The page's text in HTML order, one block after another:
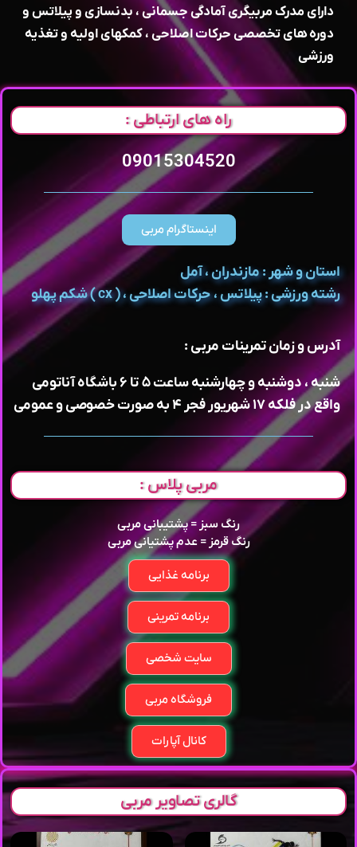
دارای مدرک مربیگری آمادگی جسمانی ، بدنسازی و پیلاتس و
دوره های تخصصی حرکات اصلاحی ، کمکهای اولیه و تغذیه
ورزشی
راه های ارتباطی :
09015304520
اینستاگرام مربی
استان و شهر : مازندران ، آمل
رشته ورزشی : پیلاتس ، حرکات اصلاحی ، ( cx ) شکم پهلو
آدرس و زمان تمرینات مربی :
شنبه ، دوشنبه و چهارشنبه ساعت ۵ تا ۶ باشگاه آناتومی
واقع در فلکه ۱۷ شهریور فجر ۴ به صورت خصوصی و عمومی
مربی پلاس :
رنگ سبز = پشتیبانی مربی
رنگ قرمز = عدم پشتیانی مربی
برنامه غذایی
برنامه تمرینی
سایت شخصی
فروشگاه مربی
کانال آپارات
گالری تصاویر مربی